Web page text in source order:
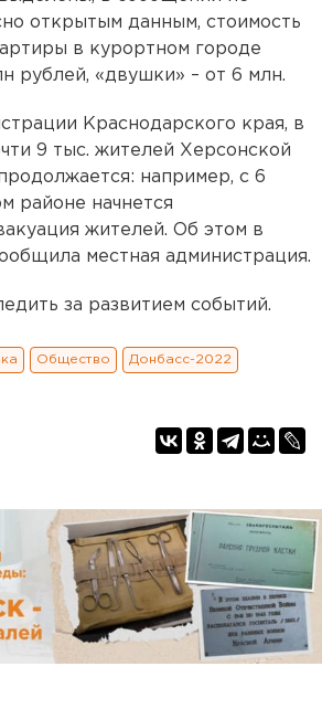
открытым данным, стоимость
в курортном городе
рублей, «двушки» – от 6 млн.
Краснодарского края, в
9 тыс. жителей Херсонской
например, с 6
районе начнется
жителей. Об этом в
местная администрация.
за развитием событий.
Общество Донбасс-2022